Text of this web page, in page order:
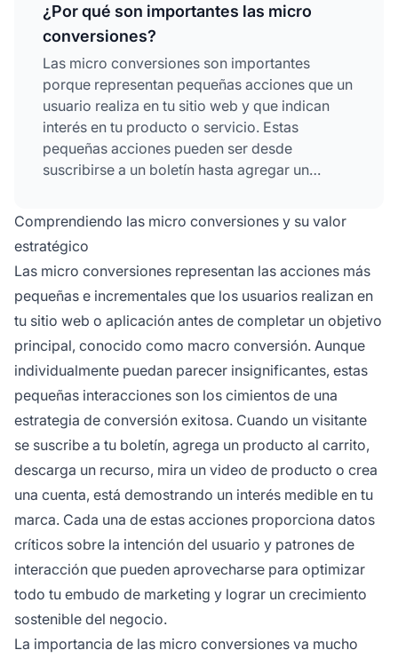
¿Por qué son importantes las micro
conversiones?
Las micro conversiones son importantes
porque representan pequeñas acciones que un
usuario realiza en tu sitio web y que indican
interés en tu producto o servicio. Estas
pequeñas acciones pueden ser desde
suscribirse a un boletín hasta agregar un
conocimientos sobre el comportamiento del
usuario, ayudan a nutrir prospectos, reducen la
fricción en el embudo de conversión y, en
última instancia, llevan a un aumento de las
macro conversiones y al crecimiento de los
ingresos.
Comprendiendo las micro conversiones y su valor
estratégico
Las micro conversiones representan las acciones más
pequeñas e incrementales que los usuarios realizan en
tu sitio web o aplicación antes de completar un objetivo
principal, conocido como macro conversión. Aunque
individualmente puedan parecer insignificantes, estas
pequeñas interacciones son los cimientos de una
estrategia de conversión exitosa. Cuando un visitante
se suscribe a tu boletín, agrega un producto al carrito,
descarga un recurso, mira un video de producto o crea
una cuenta, está demostrando un interés medible en tu
marca. Cada una de estas acciones proporciona datos
críticos sobre la intención del usuario y patrones de
interacción que pueden aprovecharse para optimizar
todo tu embudo de marketing y lograr un crecimiento
sostenible del negocio.
La importancia de las micro conversiones va mucho